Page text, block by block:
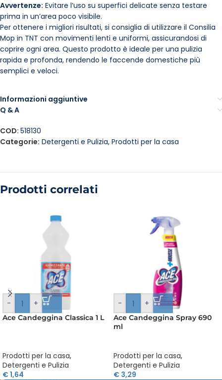
Avvertenze: Evitare l’uso su superfici delicate senza testare
prima in un’area poco visibile.
Per ottenere i migliori risultati, si consiglia di utilizzare il Consilia
Mop in TNT con movimenti lenti e uniformi, assicurandosi di
coprire ogni area. Questo prodotto è ideale per una pulizia
rapida e profonda, rendendo le faccende domestiche più
semplici e veloci.
Informazioni aggiuntive
Q & A
COD: 518130
Categorie: Detergenti e Pulizia, Prodotti per la casa
Prodotti correlati
- +
Ace Candeggina Classica 1 L
Prodotti per la casa,
Detergenti e Pulizia
€1,64
- +
Ace Candeggina Spray 690
ml
Prodotti per la casa,
Detergenti e Pulizia
€ 3,29